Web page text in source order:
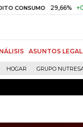
29,66% +0,87%
ASUNTOS
HOGAR GRUPO